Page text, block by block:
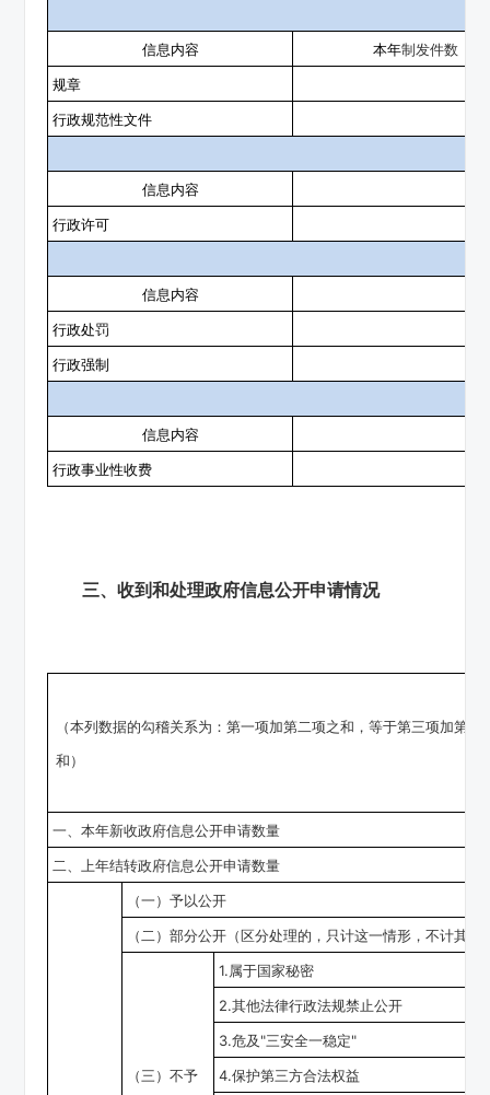
信息内容
本年制发件数
规章
行政规范性文件
信息内容
行政许可
信息内容
行政处罚
行政强制
信息内容
行政事业性收费
三、收到和处理政府信息公开申请情况
（本列数据的勾稽关系为：第一项加第二项之和，等于第三项加第四
和）
一、本年新收政府信息公开申请数量
二、上年结转政府信息公开申请数量
（一）予以公开
（二）部分公开 （区分处理的，只计这一情形，不计其他
（三）不予
1.属于国家秘密
2.其他法律行政法规禁止公开
3.危及"三安全一稳定"
4.保护第三方合法权益